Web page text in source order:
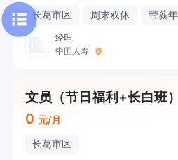
长葛市区 周末双休 带薪
经理
中国人寿
文员（节日福利+长白班）
0 元/月
长葛市区